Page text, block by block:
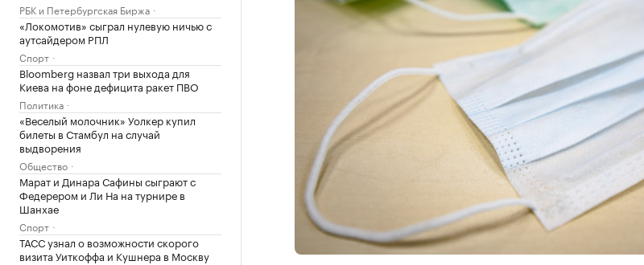
РБК и Петербургская Биржа
«Локомотив» сыграл нулевую ничью с
аутсайдером РПЛ
Спорт
Bloomberg назвал три выхода для
Киева на фоне дефицита ракет ПВО
Политика
«Веселый молочник» Уолкер купил
билеты в Стамбул на случай
выдворения
Общество
Марат и Динара Сафины сыграют с
Федерером и Ли На на турнире в
Шанхае
Спорт
ТАСС узнал о возможности скорого
визита Уиткоффа и Кушнера в Москву